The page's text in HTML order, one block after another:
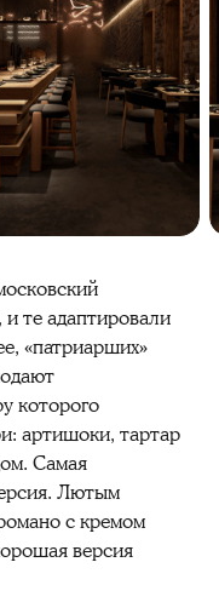
те адаптировали
«патриарших»
которого
артишоки, тартар
Самая
Лютым
с кремом
версия